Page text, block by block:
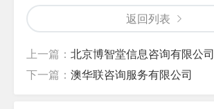
返回列表
上一篇： 北京博智堂信息咨询有限公司
下一篇： 澳华联咨询服务有限公司